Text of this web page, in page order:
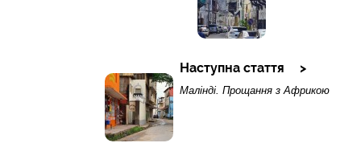
Наступна стаття
Малінді. Прощання з Африкою